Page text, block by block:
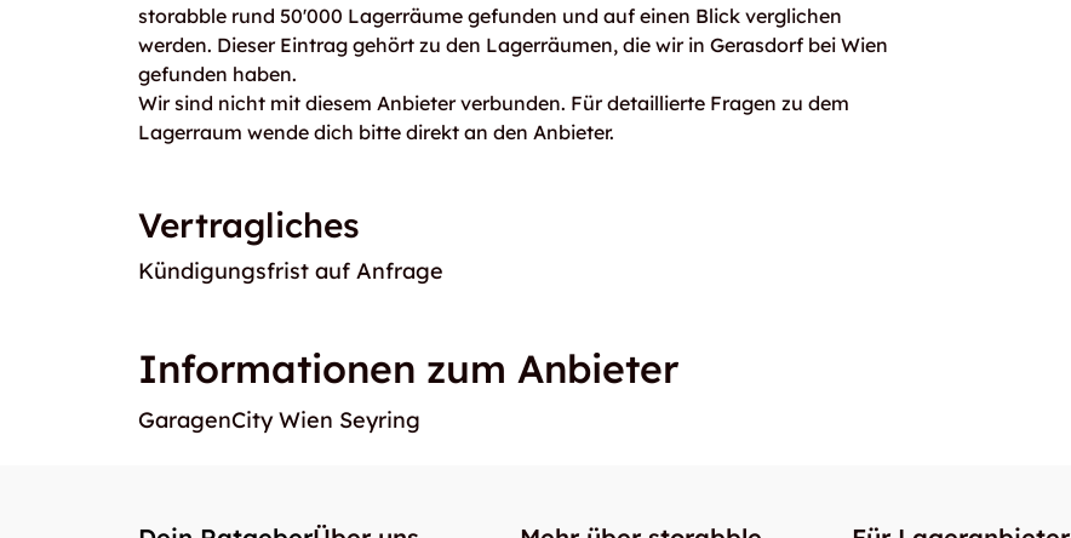
storabble rund 50'000 Lagerräume gefunden und auf einen Blick verglichen
werden. Dieser Eintrag gehört zu den Lagerräumen, die wir in Gerasdorf bei Wien
gefunden haben.
Wir sind nicht mit diesem Anbieter verbunden. Für detaillierte Fragen zu dem
Lagerraum wende dich bitte direkt an den Anbieter.
Vertragliches
Kündigungsfrist auf Anfrage
Informationen zum Anbieter
GaragenCity Wien Seyring